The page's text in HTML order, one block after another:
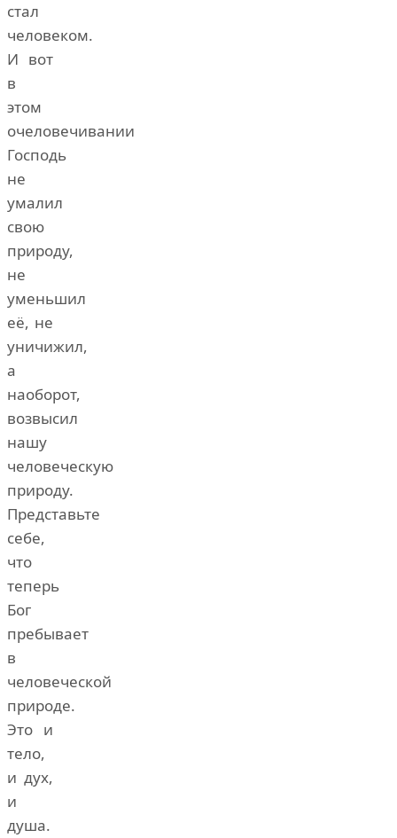
стал
человеком.
И вот
в
этом
очеловечивании
Господь
не
умалил
свою
природу,
не
уменьшил
её, не
уничижил,
а
наоборот,
возвысил
нашу
человеческую
природу.
Представьте
себе,
что
теперь
Бог
пребывает
в
человеческой
природе.
Это и
тело,
и дух,
и
душа.